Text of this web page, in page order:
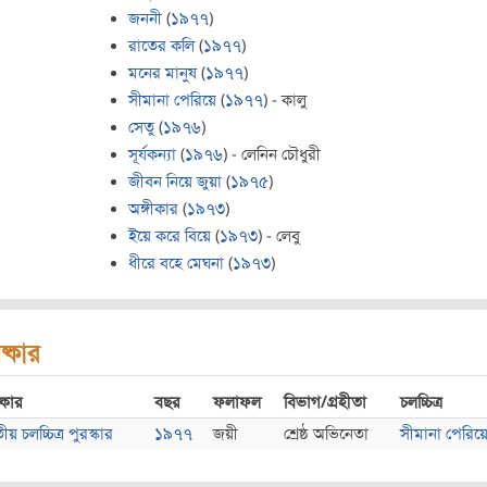
জননী (১৯৭৭)
রাতের কলি(১৯৭৭)
মনের মানুষ(১৯৭৭)
সীমানা পেরিয়ে (১৯৭৭) - কালু
সেতু (১৯৭৬)
সূর্যকন্যা (১৯৭৬) - লেনিন চৌধুরী
জীবন নিয়ে জুয়া (১৯৭৫)
অঙ্গীকার (১৯৭৩)
ইয়ে করে বিয়ে (১৯৭৩) - লেবু
ধীরে বহে মেঘনা (১৯৭৩)
বছর ফলাফল বিভাগ/গ্রহীতা
চলচ্চিত্র
চলচ্চিত্র পুরস্কার
১৯৭৭ জয়ী শ্রেষ্ঠ অভিনেতা সীমানা পেরিয়ে